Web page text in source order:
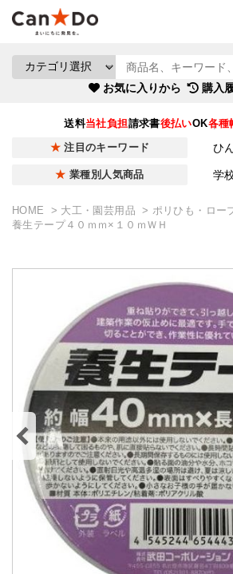
お気に入りから 購入
送料当社負担請求書後払いOK各種
注目のキーワード ひ
業種別人気商品 学
HOME 大工・園芸用品
ポリひも・ロー
養生テープ４０ｍｍ×１０ｍＷＨ